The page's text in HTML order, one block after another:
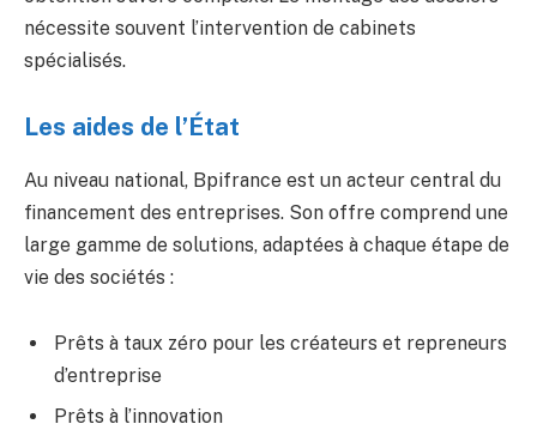
nécessite souvent l’intervention de cabinets
spécialisés.
Les aides de l’État
Au niveau national, Bpifrance est un acteur central du
financement des entreprises. Son offre comprend une
large gamme de solutions, adaptées à chaque étape de
vie des sociétés :
Prêts à taux zéro pour les créateurs et repreneurs
d’entreprise
Prêts à l’innovation